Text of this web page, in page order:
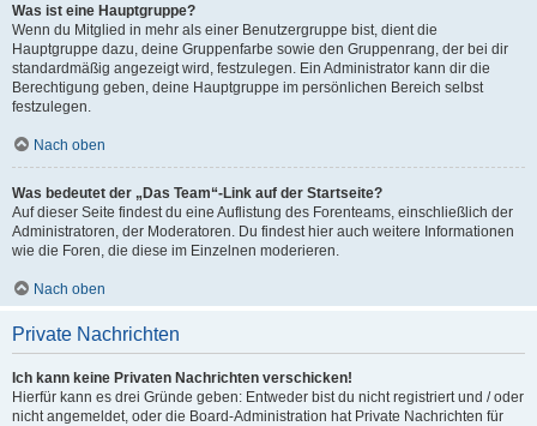
Was ist eine Hauptgruppe?
Wenn du Mitglied in mehr als einer Benutzergruppe bist, dient die
Hauptgruppe dazu, deine Gruppenfarbe sowie den Gruppenrang, der bei dir
standardmäßig angezeigt wird, festzulegen. Ein Administrator kann dir die
Berechtigung geben, deine Hauptgruppe im persönlichen Bereich selbst
festzulegen.
Nach oben
Was bedeutet der „Das Team“-Link auf der Startseite?
Auf dieser Seite findest du eine Auflistung des Forenteams, einschließlich der
Administratoren, der Moderatoren. Du findest hier auch weitere Informationen
wie die Foren, die diese im Einzelnen moderieren.
Nach oben
Private Nachrichten
Ich kann keine Privaten Nachrichten verschicken!
Hierfür kann es drei Gründe geben: Entweder bist du nicht registriert und / oder
nicht angemeldet, oder die Board-Administration hat Private Nachrichten für